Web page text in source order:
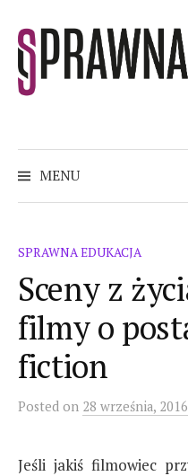
to
content
MENU
SPRAWNA EDUKACJA
Sceny z
filmy o
fiction
Posted on 28 września, 2016
Jeśli jakiś filmowiec